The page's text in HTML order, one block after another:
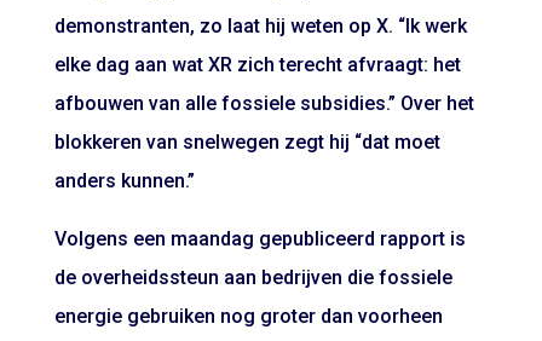
demonstranten, zo laat hij weten op X. “Ik werk
elke dag aan wat XR zich terecht afvraagt: het
afbouwen van alle fossiele subsidies.” Over het
blokkeren van snelwegen zegt hij “dat moet
anders kunnen.”
Volgens een maandag gepubliceerd rapport is
de overheidssteun aan bedrijven die fossiele
energie gebruiken nog groter dan voorheen